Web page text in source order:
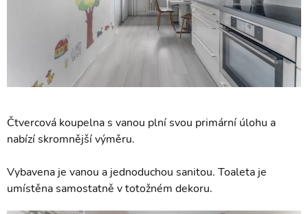
Čtvercová koupelna s vanou plní svou primární úlohu a
nabízí skromnější výměru.
Vybavena je vanou a jednoduchou sanitou. Toaleta je
umístěna samostatně v totožném dekoru.